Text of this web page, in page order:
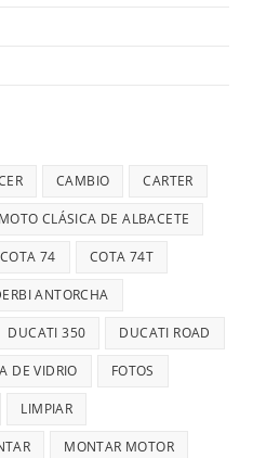
CAMBIO CARTER
CLÁSICA DE ALBACETE
COTA 74 COTA 74T
ANTORCHA
DUCATI 350 DUCATI ROAD
DE VIDRIO FOTOS
LIMPIAR
MONTAR MOTOR